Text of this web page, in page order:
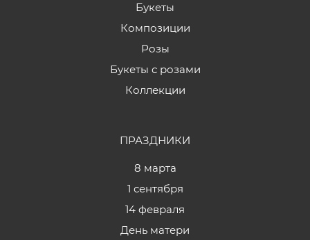
Букеты
Композиции
Розы
Букеты с розами
Коллекции
ПРАЗДНИКИ
8 марта
1 сентября
14 февраля
День матери